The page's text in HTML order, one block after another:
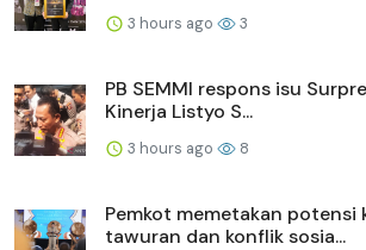
3 hours ago 3
PB SEMMI respons isu
Kinerja Listyo S...
3 hours ago 8
Pemkot memetakan potensi
tawuran dan konflik sosia...